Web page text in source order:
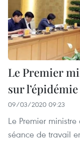
Le Premier
sur
09/03/2020 09:23
Le Premier
séance de travail